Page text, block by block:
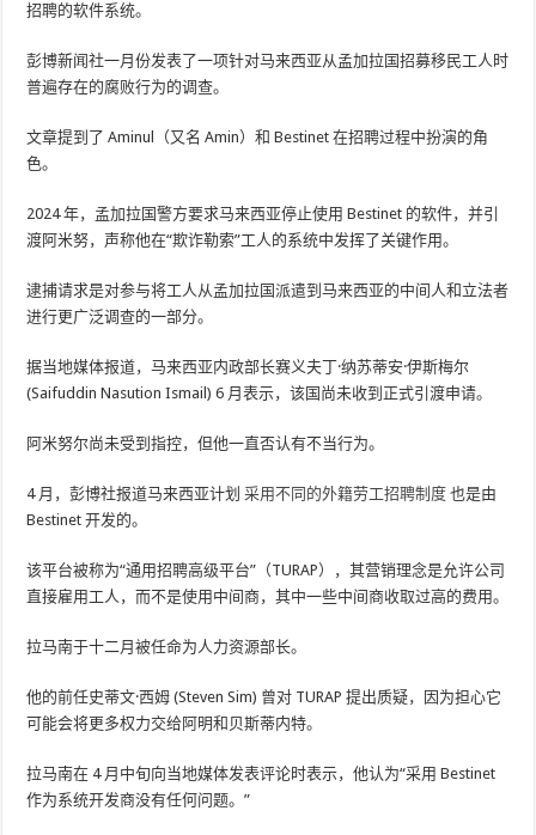
招聘的软件系统。
彭博新闻社一月份发表了一项针对马来西亚从孟加拉国招募移民工人时
普遍存在的腐败行为的调查。
文章提到了 Aminul（又名 Amin）和 Bestinet 在招聘过程中扮演的角
色。
2024 年，孟加拉国警方要求马来西亚停止使用 Bestinet 的软件，并引
渡阿米努，声称他在“欺诈勒索”工人的系统中发挥了关键作用。
逮捕请求是对参与将工人从孟加拉国派遣到马来西亚的中间人和立法者
进行更广泛调查的一部分。
据当地媒体报道，马来西亚内政部长赛义夫丁·纳苏蒂安·伊斯梅尔
(Saifuddin Nasution Ismail) 6 月表示，该国尚未收到正式引渡申请。
阿米努尔尚未受到指控，但他一直否认有不当行为。
4 月，彭博社报道马来西亚计划采用不同的外籍劳工招聘制度 也是由
Bestinet 开发的。
该平台被称为“通用招聘高级平台”（TURAP），其营销理念是允许公司
直接雇用工人，而不是使用中间商，其中一些中间商收取过高的费用。
拉马南于十二月被任命为人力资源部长。
他的前任史蒂文·西姆 (Steven Sim) 曾对 TURAP 提出质疑，因为担心它
可能会将更多权力交给阿明和贝斯蒂内特。
拉马南在 4 月中旬向当地媒体发表评论时表示，他认为“采用 Bestinet
作为系统开发商没有任何问题。”